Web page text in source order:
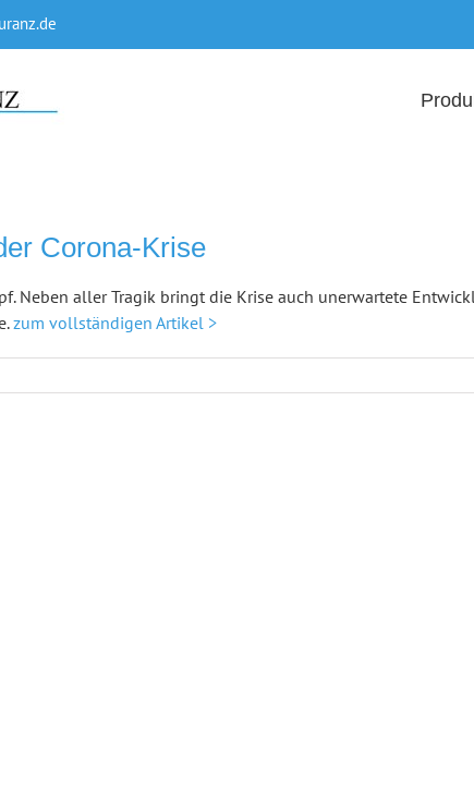
Corona-Krise
Neben aller Tragik bringt die Krise auch unerwartete
zum vollständigen Artikel >